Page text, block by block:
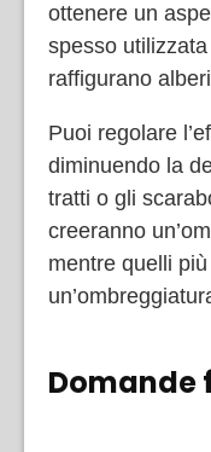
ottenere un
spesso
raffigurano
Puoi regolare
diminuendo la
tratti o gli
creeranno
mentre quelli
Domande